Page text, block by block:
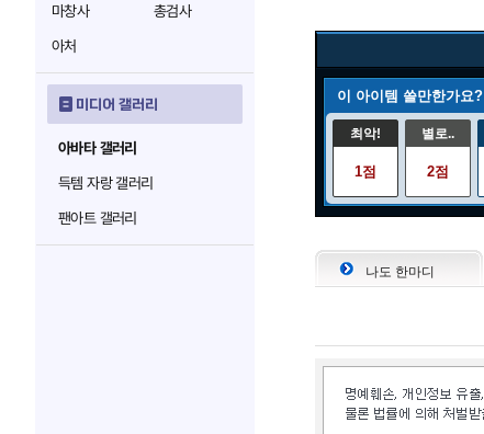
마창사
총검사
아처
미디어 갤러리
아바타 갤러리
득템 자랑 갤러리
팬아트 갤러리
이 아이템 쓸만한가요?
최악!
1점
별로..
2점
나도 한마디